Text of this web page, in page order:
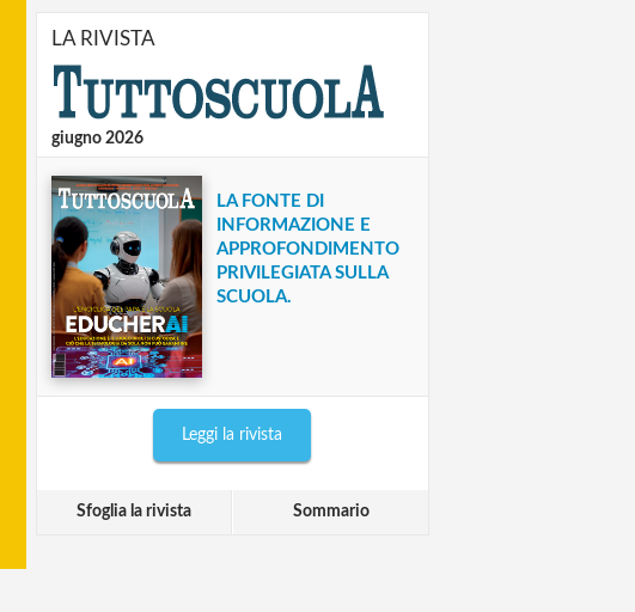
LA RIVISTA
giugno 2026
LA FONTE DI
INFORMAZIONE E
APPROFONDIMENTO
PRIVILEGIATA SULLA
SCUOLA.
Leggi la rivista
Sfoglia la rivista Sommario